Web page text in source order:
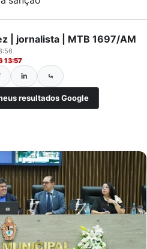
| jornalista | MTB 1697/AM
13:57
in ⤿
resultados Google